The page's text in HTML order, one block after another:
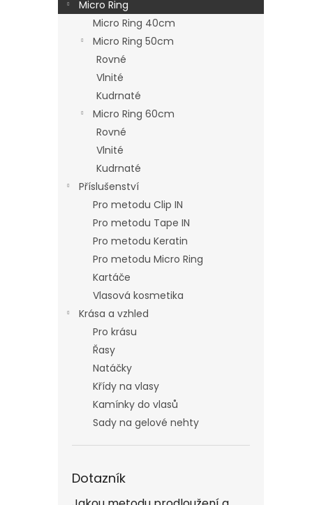
Micro Ring
Micro Ring 40cm
Micro Ring 50cm
Rovné
Vlnité
Kudrnaté
Micro Ring 60cm
Rovné
Vlnité
Kudrnaté
Příslušenství
Pro metodu Clip IN
Pro metodu Tape IN
Pro metodu Keratin
Pro metodu Micro Ring
Kartáče
Vlasová kosmetika
Krása a vzhled
Pro krásu
Řasy
Natáčky
Křídy na vlasy
Kamínky do vlasů
Sady na gelové nehty
Dotazník